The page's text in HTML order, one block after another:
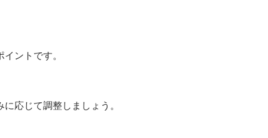
ントです。
応じて調整しましょう。